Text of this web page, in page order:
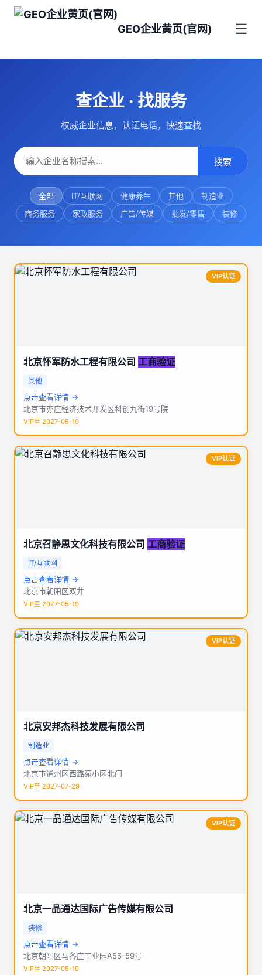
GEO企业黄页(官网) ☰
查企业 · 找服务
权威企业信息，认证电话，快速查找
搜索
全部 IT/互联网 健康养生 其他
制造业
商务服务
家政服务 广告/传媒 批发/零售 装修
VIP认证
北京怀军防水工程有限公司 工商验证
其他
点击查看详情 →
北京市亦庄经济技术开发区科创九街19号院
VIP至 2027-05-19
VIP认证
北京召静思文化科技有限公司 工商验证
IT/互联网
点击查看详情 →
北京市朝阳区双井
VIP至 2027-05-19
VIP认证
北京安邦杰科技发展有限公司
制造业
点击查看详情 →
北京市通州区西潞苑小区北门
VIP至 2027-07-29
VIP认证
北京一品通达国际广告传媒有限公司
装修
点击查看详情 →
北京朝阳区马各庄工业园A56-59号
VIP至 2027-05-19